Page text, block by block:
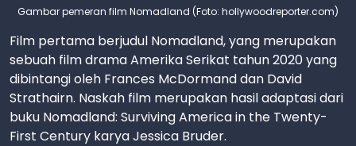
Gambar pemeran film Nomadland (Foto: hollywoodreporter.com)
Film pertama berjudul Nomadland, yang merupakan
sebuah film drama Amerika Serikat tahun 2020 yang
dibintangi oleh Frances McDormand dan David
Strathairn. Naskah film merupakan hasil adaptasi dari
buku Nomadland: Surviving America in the Twenty-
First Century karya Jessica Bruder.